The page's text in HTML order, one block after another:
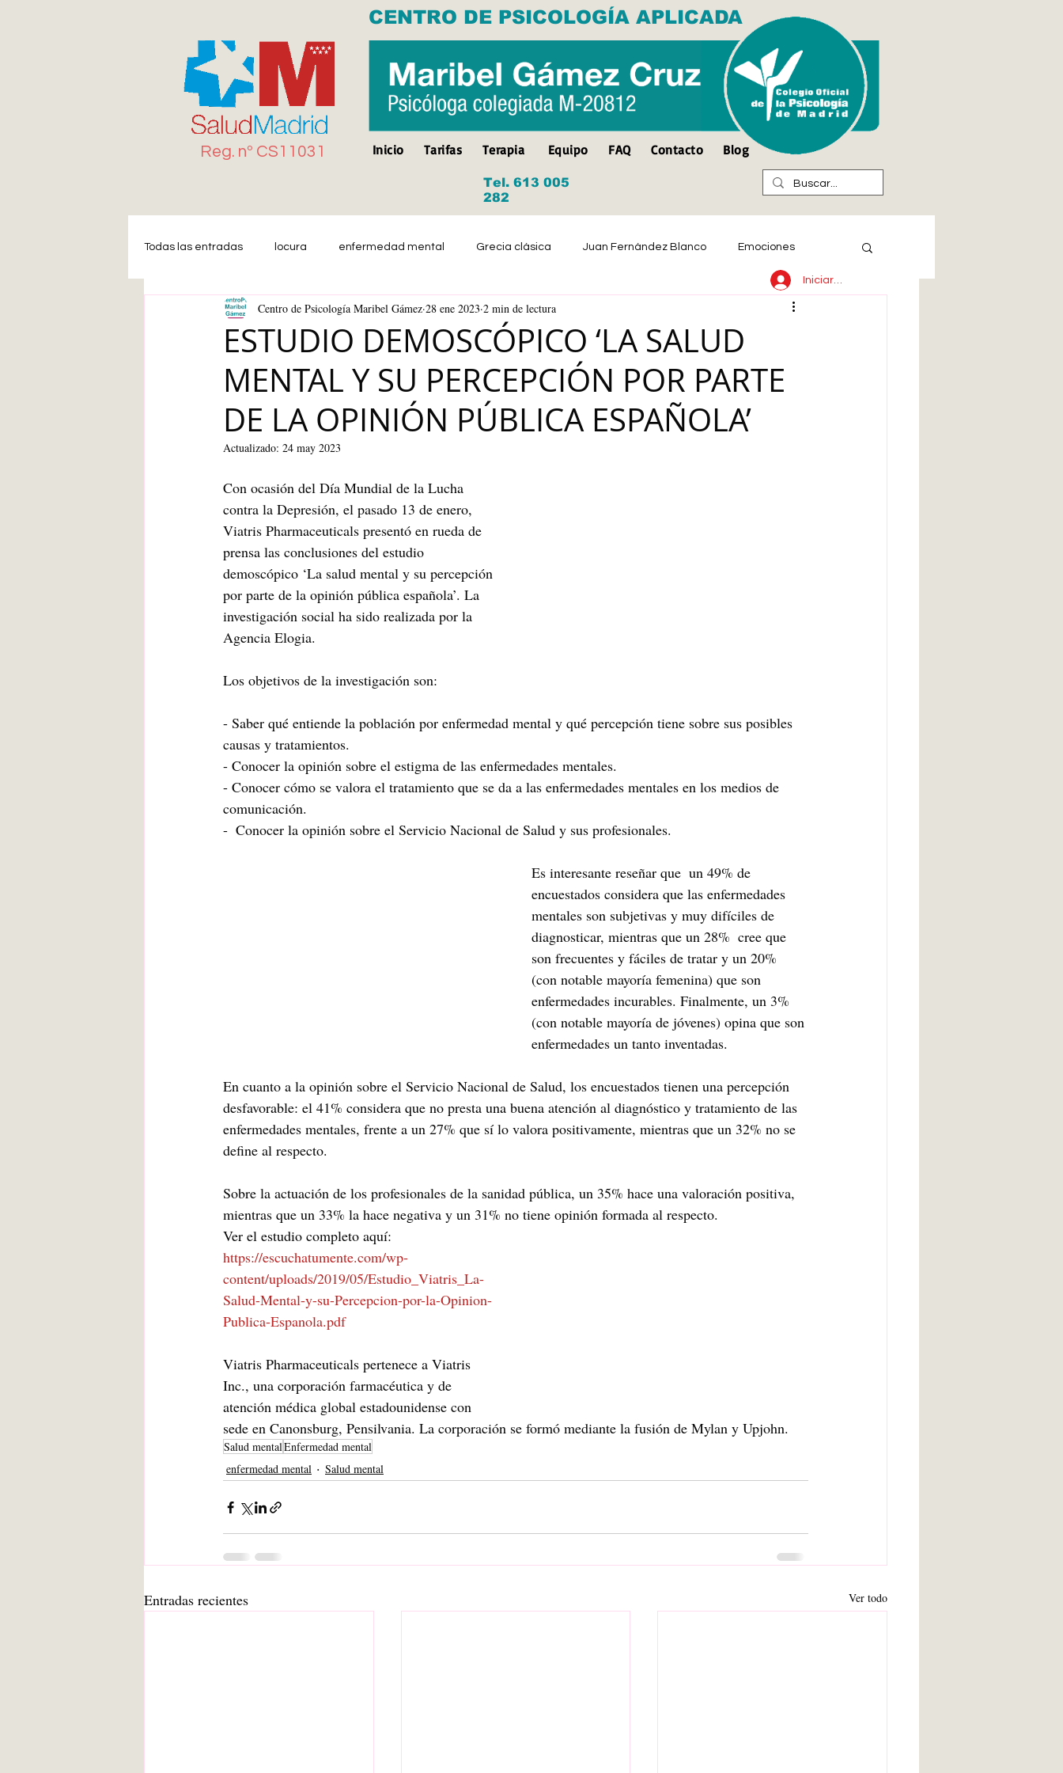
CENTRO DE PSICOLOGÍA APLICADA
Reg. nº CS11031 Inicio Tarifas Terapia Equipo FAQ Contacto Blog
Tel. 613 005
282
Todas las entradas locura enfermedad mental Grecia clásica Juan Fernández Blanco Emociones
Estrés Ansiedad Suicidio Discapacidad
Blanca de la Torre Fernández Maribel Gámez Comunicación Hijos Separación arte bruto
ESTUDIO DEMOSCÓPICO ‘LA SALUD
MENTAL Y SU PERCEPCIÓN POR PARTE
DE LA OPINIÓN PÚBLICA ESPAÑOLA’
Centro de Psicología Maribel Gámez 28 ene 2023 2 min de lectura
Actualizado: 24 may 2023
Con ocasión del Día Mundial de la Lucha
contra la Depresión, el pasado 13 de enero,
Viatris Pharmaceuticals presentó en rueda de
prensa las conclusiones del estudio
demoscópico ‘La salud mental y su percepción
por parte de la opinión pública española’. La
investigación social ha sido realizada por la
Agencia Elogia.
Los objetivos de la investigación son:
- Saber qué entiende la población por enfermedad mental y qué percepción tiene sobre sus posibles
causas y tratamientos.
- Conocer la opinión sobre el estigma de las enfermedades mentales.
- Conocer cómo se valora el tratamiento que se da a las enfermedades mentales en los medios de
comunicación.
-  Conocer la opinión sobre el Servicio Nacional de Salud y sus profesionales.
Es interesante reseñar que  un 49% de
encuestados considera que las enfermedades
mentales son subjetivas y muy difíciles de
diagnosticar, mientras que un 28%  cree que
son frecuentes y fáciles de tratar y un 20%
(con notable mayoría femenina) que son
enfermedades incurables. Finalmente, un 3%
(con notable mayoría de jóvenes) opina que son
enfermedades un tanto inventadas.
En cuanto a la opinión sobre el Servicio Nacional de Salud, los encuestados tienen una percepción
desfavorable: el 41% considera que no presta una buena atención al diagnóstico y tratamiento de las
enfermedades mentales, frente a un 27% que sí lo valora positivamente, mientras que un 32% no se
define al respecto.
Sobre la actuación de los profesionales de la sanidad pública, un 35% hace una valoración positiva,
mientras que un 33% la hace negativa y un 31% no tiene opinión formada al respecto.
Ver el estudio completo aquí:
https://escuchatumente.com/wp-
content/uploads/2019/05/Estudio_Viatris_La-
Salud-Mental-y-su-Percepcion-por-la-Opinion-
Publica-Espanola.pdf
Viatris Pharmaceuticals pertenece a Viatris
Inc., una corporación farmacéutica y de
atención médica global estadounidense con
sede en Canonsburg, Pensilvania. La corporación se formó mediante la fusión de Mylan y Upjohn.
Salud mentalEnfermedad mental
enfermedad mental
Salud mental
Entradas recientes Ver todo
Iniciar sesión